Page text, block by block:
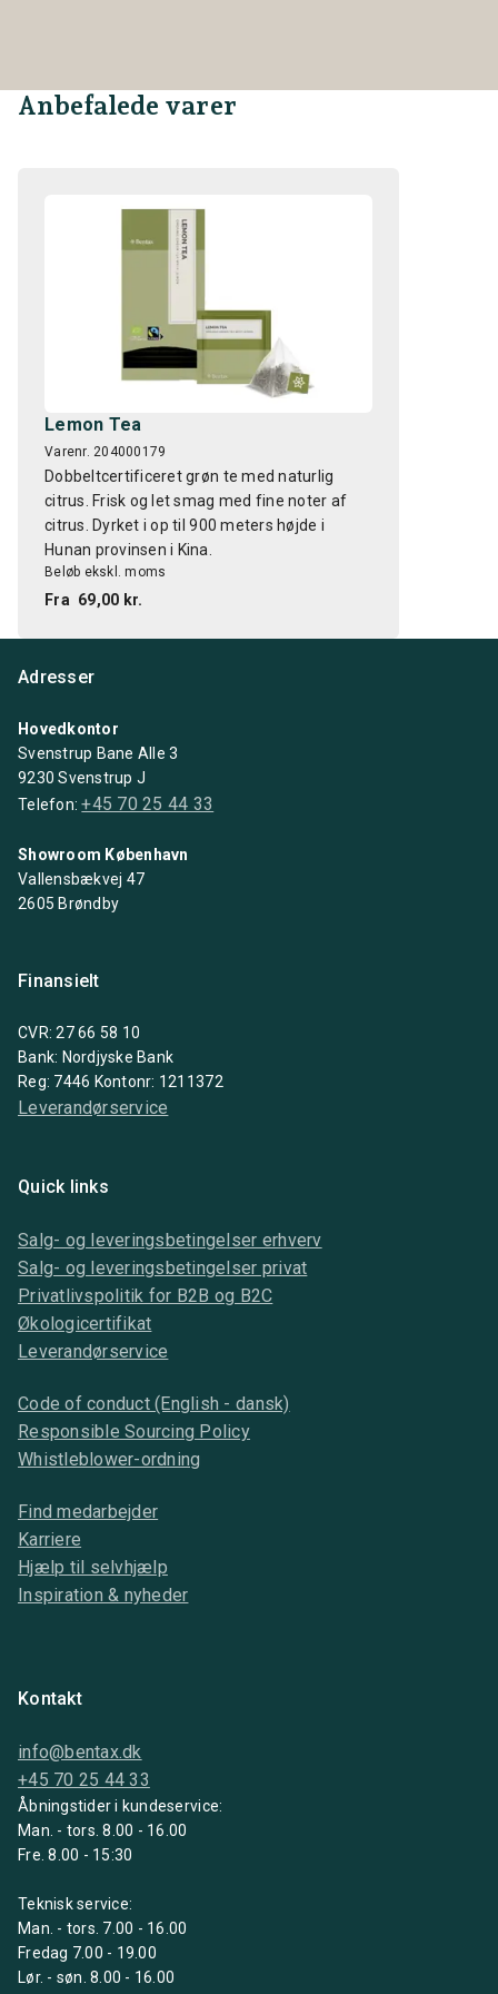
Anbefalede varer
Lemon Tea
Varenr. 204000179
Dobbeltcertificeret grøn te med naturlig
citrus. Frisk og let smag med fine noter af
citrus. Dyrket i op til 900 meters højde i
Hunan provinsen i Kina.
Beløb ekskl. moms
Fra 69,00 kr.
Adresser
Hovedkontor
Svenstrup Bane Alle 3
9230 Svenstrup J
Telefon:+45 70 25 44 33
Showroom København
Vallensbækvej 47
2605 Brøndby
Finansielt
CVR: 27 66 58 10
Bank: Nordjyske Bank
Reg: 7446 Kontonr: 1211372
Leverandørservice
Quick links
Salg- og leveringsbetingelser erhverv
Salg- og leveringsbetingelser privat
Privatlivspolitik for B2B og B2C
Økologicertifikat
Leverandørservice
Code of conduct (English - dansk)
Responsible Sourcing Policy
Whistleblower-ordning
Find medarbejder
Karriere
Hjælp til selvhjælp
Inspiration & nyheder
Kontakt
info@bentax.dk
+45 70 25 44 33
Åbningstider i kundeservice:
Man. - tors. 8.00 - 16.00
Fre. 8.00 - 15:30
Teknisk service:
Man. - tors. 7.00 - 16.00
Fredag 7.00 - 19.00
Lør. - søn. 8.00 - 16.00